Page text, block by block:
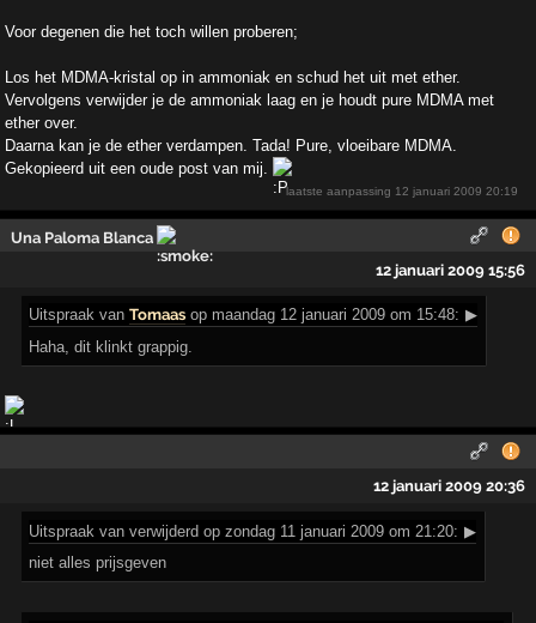
Voor degenen die het toch willen proberen;
Los het MDMA-kristal op in ammoniak en schud het uit met ether.
Vervolgens verwijder je de ammoniak laag en je houdt pure MDMA met
ether over.
Daarna kan je de ether verdampen. Tada! Pure, vloeibare MDMA.
Gekopieerd uit een oude post van mij.
laatste aanpassing 12 januari 2009 20:19
Una Paloma Blanca
12 januari 2009 15:56
Uitspraak vanTomaas op maandag 12 januari 2009 om 15:48: ▶
Haha, dit klinkt grappig.
12 januari 2009 20:36
Uitspraak van verwijderd op zondag 11 januari 2009 om 21:20: ▶
niet alles prijsgeven